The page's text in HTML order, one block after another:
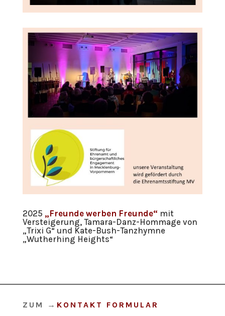
2025 „Freunde werben Freunde“ mit
Versteigerung, Tamara-Danz-Hommage von
„Trixi G“ und Kate-Bush-Tanzhymne
„Wutherhing Heights“
ZUM → KONTAKT FORMULAR